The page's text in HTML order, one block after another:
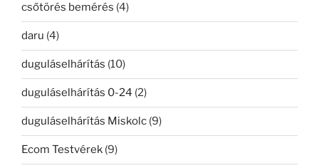
csőtörés bemérés (4)
daru (4)
duguláselhárítás (10)
duguláselhárítás 0-24 (2)
duguláselhárítás Miskolc (9)
Ecom Testvérek (9)